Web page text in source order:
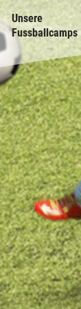
Unsere
Fussballcamps